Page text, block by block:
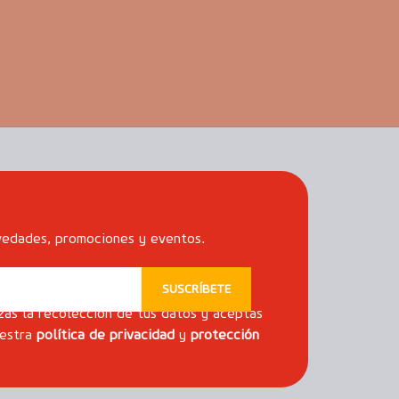
promociones y eventos.
la recolección de tus datos y aceptas
política de privacidad y protección